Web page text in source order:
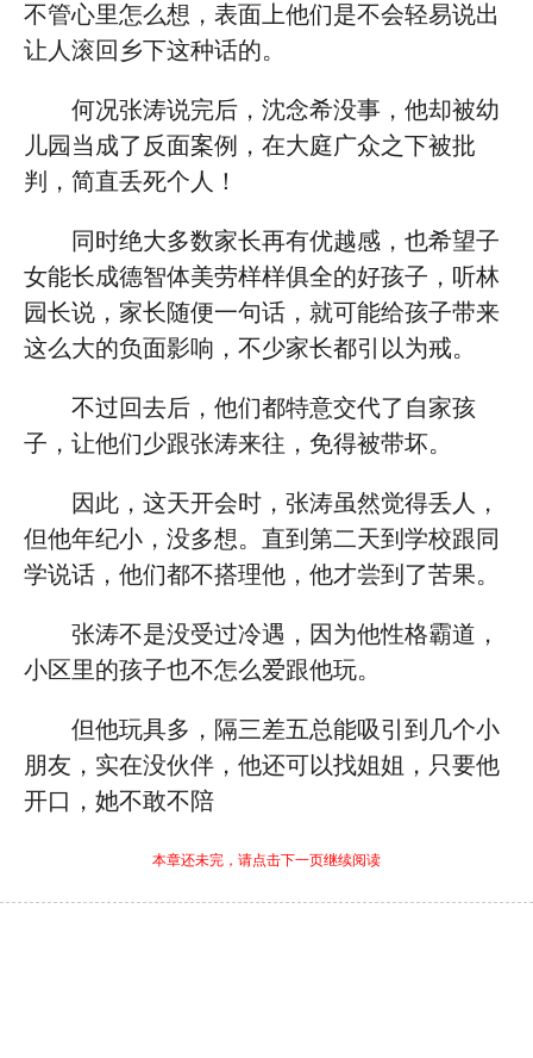
不管心里怎么想，表面上他们是不会轻易说出
让人滚回乡下这种话的。
何况张涛说完后，沈念希没事，他却被幼
儿园当成了反面案例，在大庭广众之下被批
判，简直丢死个人！
同时绝大多数家长再有优越感，也希望子
女能长成德智体美劳样样俱全的好孩子，听林
园长说，家长随便一句话，就可能给孩子带来
这么大的负面影响，不少家长都引以为戒。
不过回去后，他们都特意交代了自家孩
子，让他们少跟张涛来往，免得被带坏。
因此，这天开会时，张涛虽然觉得丢人，
但他年纪小，没多想。直到第二天到学校跟同
学说话，他们都不搭理他，他才尝到了苦果。
张涛不是没受过冷遇，因为他性格霸道，
小区里的孩子也不怎么爱跟他玩。
但他玩具多，隔三差五总能吸引到几个小
朋友，实在没伙伴，他还可以找姐姐，只要他
开口，她不敢不陪
本章还未完，请点击下一页继续阅读